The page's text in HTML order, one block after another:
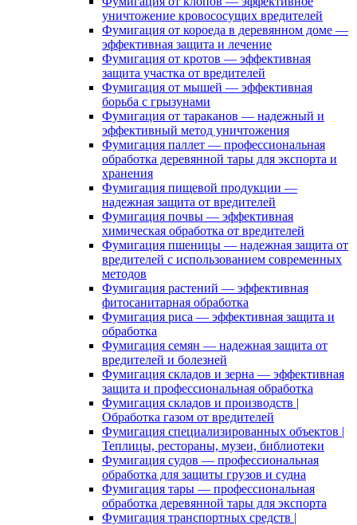
уничтожение кровососущих вредителей
Фумигация от короеда в деревянном доме —
эффективная защита и лечение
Фумигация от кротов — эффективная
защита участка от вредителей
Фумигация от мышей — эффективная
борьба с грызунами
Фумигация от тараканов — надежный и
эффективный метод уничтожения
Фумигация паллет — профессиональная
обработка деревянной тары для экспорта и
хранения
Фумигация пищевой продукции —
надежная защита от вредителей
Фумигация почвы — эффективная
химическая обработка от вредителей
Фумигация пшеницы — надежная защита от
вредителей с использованием современных
методов
Фумигация растений — эффективная
фитосанитарная обработка
Фумигация риса — эффективная защита и
обработка
Фумигация семян — надежная защита от
вредителей и болезней
Фумигация складов и зерна — эффективная
защита и профессиональная обработка
Фумигация складов и производств |
Обработка газом от вредителей
Фумигация специализированных объектов |
Теплицы, рестораны, музеи, библиотеки
Фумигация судов — профессиональная
обработка для защиты грузов и судна
Фумигация тары — профессиональная
обработка деревянной тары для экспорта
Фумигация транспортных средств |